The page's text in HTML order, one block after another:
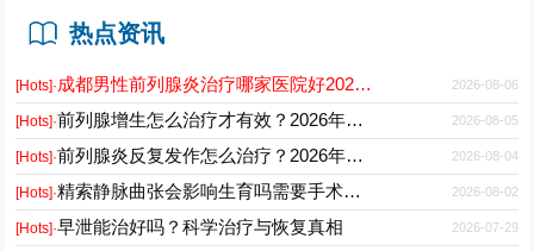
热点资讯
[Hots]·成都男性前列腺炎治疗哪家医院好2026正规男科专科推荐 2026-08-06
[Hots]·前列腺增生怎么治疗才有效？2026年最新诊疗方案与护理要点 2026-08-05
[Hots]·前列腺炎反复发作怎么治疗？2026年科学用药与日常护理指南 2026-08-04
[Hots]·精索静脉曲张会影响生育吗需要手术吗能自愈吗 2026-08-02
[Hots]·早泄能治好吗？科学治疗与恢复真相 2026-07-29